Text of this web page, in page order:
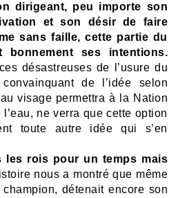
dirigeant, peu importe son
et son désir de faire
sans faille, cette partie du
bonnement ses intentions.
désastreuses de l’usure du
de l’idée selon
visage permettra à la Nation
ne verra que cette option
toute autre idée qui s’en
les rois pour un temps mais
nous a montré que même
champion, détenait encore son